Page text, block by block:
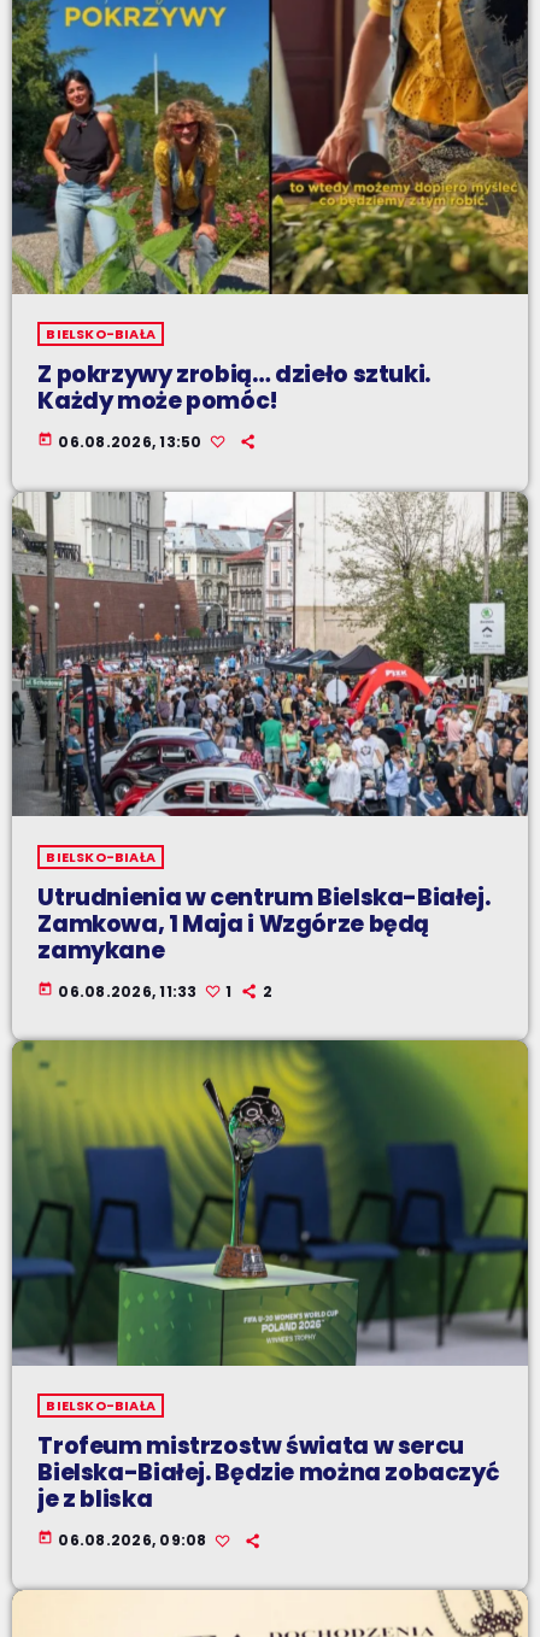
BIELSKO-BIAŁA
Z pokrzywy zrobią… dzieło sztuki.
Każdy może pomóc!
today 06.08.2026, 13:50
BIELSKO-BIAŁA
Utrudnienia w centrum Bielska-Białej.
Zamkowa, 1 Maja i Wzgórze będą
zamykane
today 06.08.2026, 11:33 1 2
BIELSKO-BIAŁA
Trofeum mistrzostw świata w sercu
Bielska-Białej. Będzie można zobaczyć
je z bliska
today 06.08.2026, 09:08